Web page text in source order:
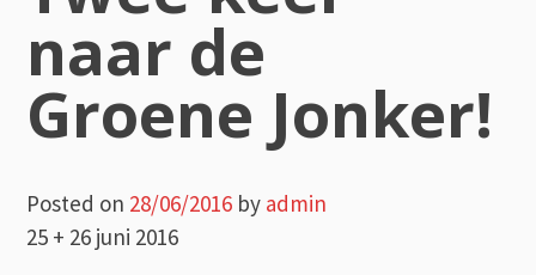
naar de
Groene Jonker!
Posted on 28/06/2016 by admin
25 + 26 juni 2016